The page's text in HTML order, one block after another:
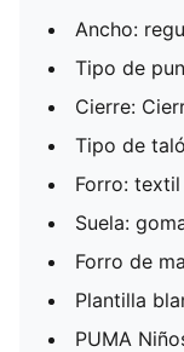
Ancho:
Tipo de
Cierre:
Tipo de
Forro: textil
Suela:
Forro de
Plantilla
PUMA